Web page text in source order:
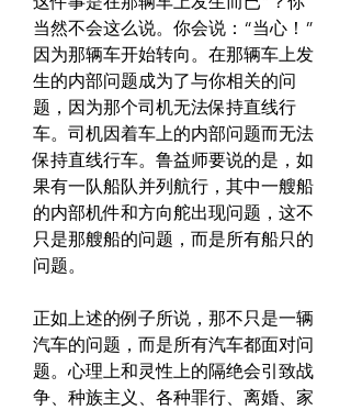
当然不会这么说。你会说：“当心！”
因为那辆车开始转向。在那辆车上发
生的内部问题成为了与你相关的问
题，因为那个司机无法保持直线行
车。司机因着车上的内部问题而无法
保持直线行车。鲁益师要说的是，如
果有一队船队并列航行，其中一艘船
的内部机件和方向舵出现问题，这不
只是那艘船的问题，而是所有船只的
问题。
正如上述的例子所说，那不只是一辆
汽车的问题，而是所有汽车都面对问
题。心理上和灵性上的隔绝会引致战
争、种族主义、各种罪行、离婚、家